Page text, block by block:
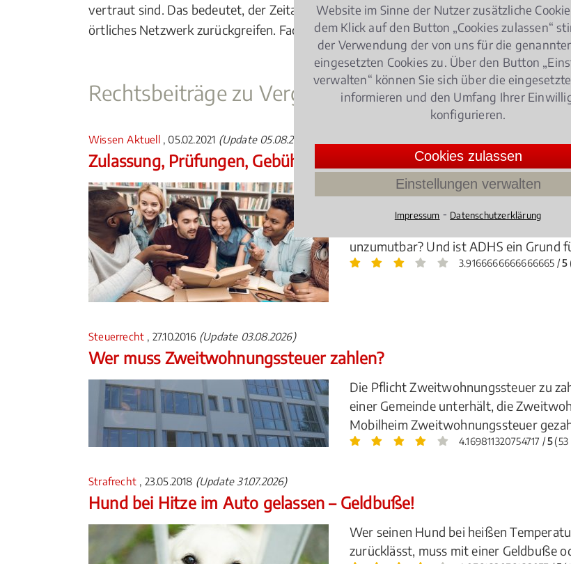
vertraut sind. Das bedeutet, der Zeitaufwand auf beiden Seiten hält sich in Grenzen.
örtliches Netzwerk zurückgreifen. Fachanwalt für Vergaberecht in Münster Sprakel
Rechtsbeiträge zu Vergaberecht
Wissen Aktuell , 05.02.2021 (Update 05.08.2026)
Zulassung, Prüfungen, Gebühren – Was Studierende wissen müssen!
Zulassung zum Studium, Prüfungen,
auch rechtliche Aspekte schon immer
beim BAFöG bei einem
unzumutbar? Und ist ADHS ein Grund
3.9166666666666665 /5
Steuerrecht , 27.10.2016 (Update 03.08.2026)
Wer muss Zweitwohnungssteuer zahlen?
Die Pflicht Zweitwohnungssteuer zu
einer Gemeinde unterhält, die
Mobilheim Zweitwohnungssteuer
4.169811320754717 /5(53
Strafrecht , 23.05.2018 (Update 31.07.2026)
Hund bei Hitze im Auto gelassen – Geldbuße!
Wer seinen Hund bei heißen
zurücklässt, muss mit einer Geldbuße
Website im Sinne der Nutzer zusätzliche
dem Klick auf den Button „Cookies zulassen“
der Verwendung der von uns für die
eingesetzten Cookies zu. Über den Button
verwalten“ können Sie sich über die
informieren und den Umfang Ihrer
konfigurieren.
Cookies zulassen
Einstellungen verwalten
Impressum ⁃ Datenschutzerklärung